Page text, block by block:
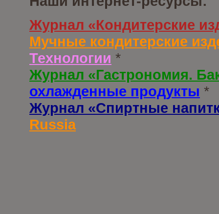
Журнал «Кондитерские
Мучные кондитерские
Технологии *
Журнал «Гастрономия.
охлажденные продукты *
Журнал «Спиртные
Russia